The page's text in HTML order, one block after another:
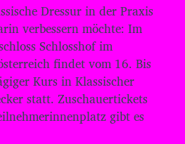
Dressur in der Praxis
verbessern möchte: Im
Schlosshof im
findet vom 16. Bis
Kurs in Klassischer
statt. Zuschauertickets
gibt es